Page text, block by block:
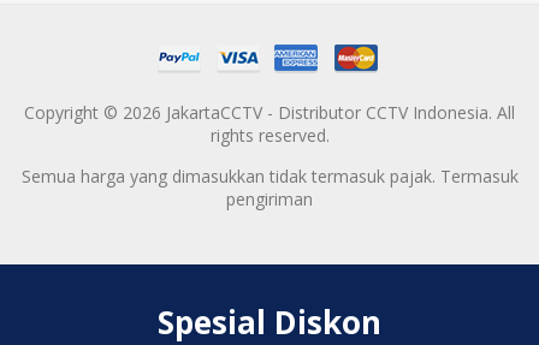
Copyright © 2026 JakartaCCTV - Distributor CCTV Indonesia. All
rights reserved.
Semua harga yang dimasukkan tidak termasuk pajak. Termasuk
pengiriman
Spesial Diskon